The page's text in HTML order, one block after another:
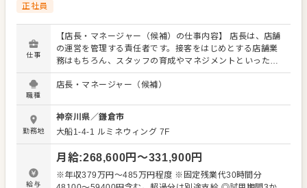
正社員
仕事
【店長・マネージャー（候補）の仕事内容】 店長は、店舗
の運営を管理する責任者です。接客をはじめとする店舗業
務はもちろん、スタッフの育成やマネジメントといった重
要な役割を担います。メインとなるのは、販促イベントや
キャンペーンの企画なども含め、売上に繋げていくことで
あなたならではのアイデアを積極的に発信してください。
【具体的には…】 ・ホール、キッチンの全体管理 ・予約管
理、電話対応 ・接客、サービス全般 ・売上管理、在庫管理
・スタッフの育成やマネジメント、シフト管理 など 入社
後はスキルに合わせた業務からお任せしますので、徐々に
仕事の幅を広げていきましょう。成長をしっかりサポート
しますので、経験に関わらず安心してスタートできる環境
職種
店長・マネージャー（候補）
勤務地
神奈川県／鎌倉市
大船1-4-1 ルミネウィング 7F
給与
月給:268,600円〜331,900円
※年収379万円～485万円程度 ※固定残業代30時間分